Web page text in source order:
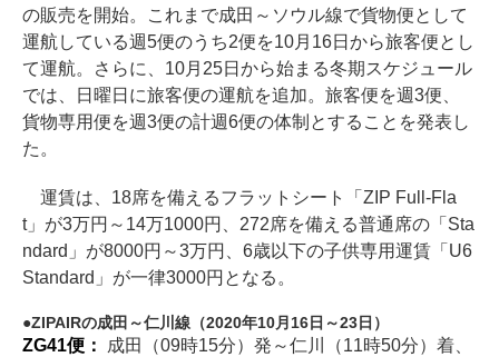
の販売を開始。これまで成田～ソウル線で貨物便として
運航している週5便のうち2便を10月16日から旅客便とし
て運航。さらに、10月25日から始まる冬期スケジュール
では、日曜日に旅客便の運航を追加。旅客便を週3便、
貨物専用便を週3便の計週6便の体制とすることを発表し
た。
運賃は、18席を備えるフラットシート「ZIP Full-Fla
t」が3万円～14万1000円、272席を備える普通席の「Sta
ndard」が8000円～3万円、6歳以下の子供専用運賃「U6
Standard」が一律3000円となる。
ZIPAIRの成田～仁川線（2020年10月16日～23日）
ZG41便：
成田（09時15分）発～仁川（11時50分）着、